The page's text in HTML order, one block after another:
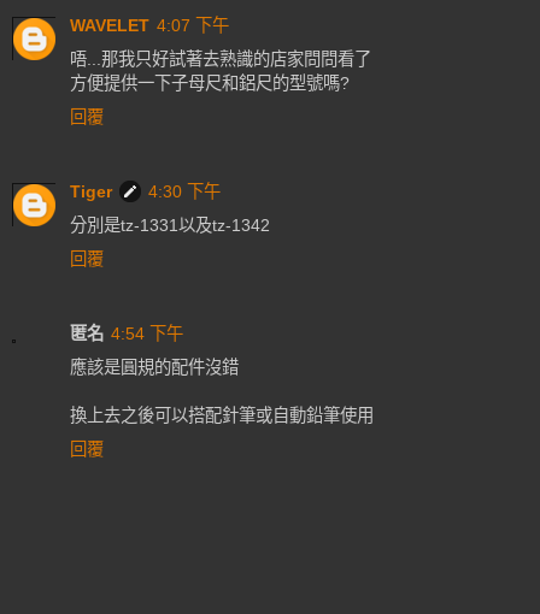
WAVELET 4:07 下午
唔...那我只好試著去熟識的店家問問看了
方便提供一下子母尺和鋁尺的型號嗎?
回覆
Tiger
4:30 下午
分別是tz-1331以及tz-1342
回覆
匿名 4:54 下午
應該是圓規的配件沒錯
換上去之後可以搭配針筆或自動鉛筆使用
回覆